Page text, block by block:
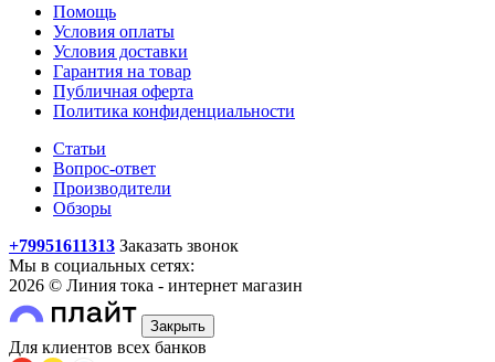
Помощь
Условия оплаты
Условия доставки
Гарантия на товар
Публичная оферта
Политика конфиденциальности
Статьи
Вопрос-ответ
Производители
Обзоры
+79951611313 Заказать звонок
Мы в социальных сетях:
2026 © Линия тока - интернет магазин
Закрыть
Для клиентов всех банков